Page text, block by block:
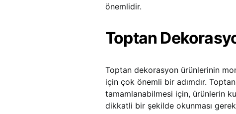
önemlidir.
Toptan
Toptan dekorasyon ürünlerinin
için çok önemli bir adımdır.
tamamlanabilmesi için, ürünlerin
dikkatli bir şekilde okunması